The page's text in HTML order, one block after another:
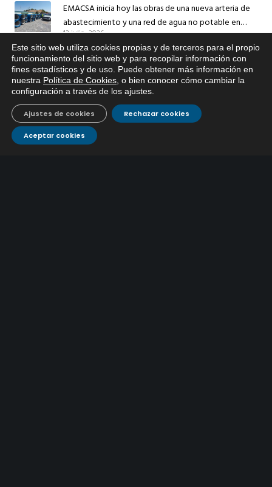
EMACSA inicia hoy las obras de una nueva arteria de
abastecimiento y una red de agua no potable en
Ingeniero Ruiz de Azúa
13 julio, 2026
Caracterización ZA Córdoba Red Quemadas- 1ª Sem
2026
9 julio, 2026
Caracterización ZA Córdoba Red Carrera Caballo-1º
Sem 2026
9 julio, 2026
Este sitio web utiliza cookies propias y de terceros para el propio
funcionamiento del sitio web y para recopilar información con
fines estadísticos y de uso. Puede obtener más información en
nuestra Política de Cookies , o bien conocer cómo cambiar la
configuración a través de los ajustes
Aceptar cookies
Rechazar cookies
Ajustes de cookies
Si tiene cualquier duda sobre
EMACSA, haga click abajo.